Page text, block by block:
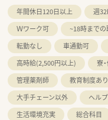
年間休日120日以上 週
Ｗワーク可
~18時まで
転勤なし
車通勤可
高時給(2,500円以上)
寮
管理薬剤師
教育制度あり
大手チェーン以外
ヘル
生活環境充実
総合科目